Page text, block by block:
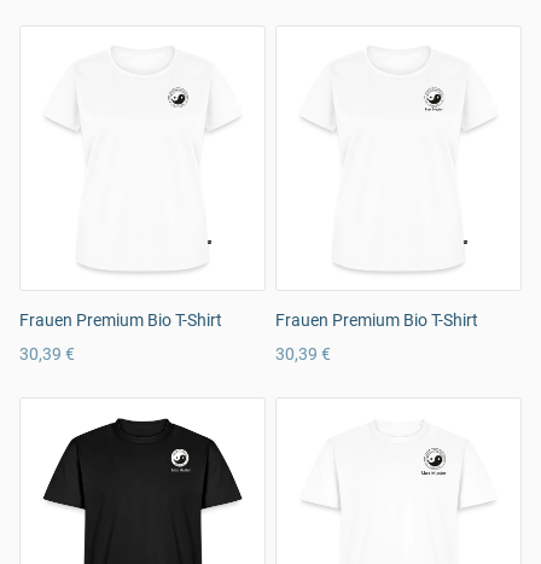
Frauen Premium Bio T-Shirt
30,39 €
Frauen Premium Bio T-Shirt
30,39 €